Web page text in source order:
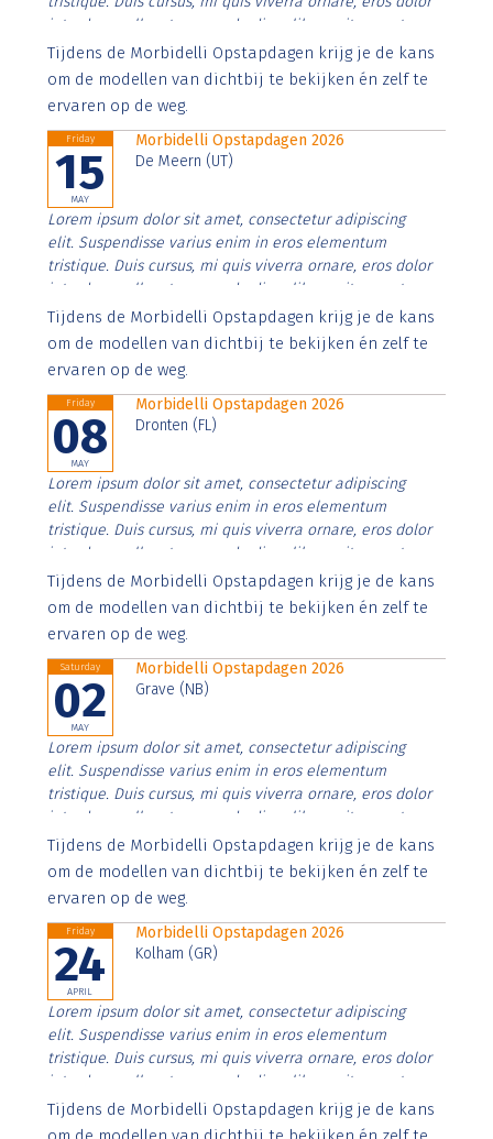
interdum nulla, ut commodo diam libero vitae erat.
Aenean faucibus nibh et justo cursus id rutrum lorem
imperdiet. Nunc ut sem vitae risus tristique posuere.
Tijdens de Morbidelli Opstapdagen krijg je de kans
om de modellen van dichtbij te bekijken én zelf te
ervaren op de weg.
Friday
15
MAY
Morbidelli Opstapdagen 2026
De Meern (UT)
Lorem ipsum dolor sit amet, consectetur adipiscing
elit. Suspendisse varius enim in eros elementum
tristique. Duis cursus, mi quis viverra ornare, eros dolor
interdum nulla, ut commodo diam libero vitae erat.
Aenean faucibus nibh et justo cursus id rutrum lorem
imperdiet. Nunc ut sem vitae risus tristique posuere.
Tijdens de Morbidelli Opstapdagen krijg je de kans
om de modellen van dichtbij te bekijken én zelf te
ervaren op de weg.
Friday
08
MAY
Morbidelli Opstapdagen 2026
Dronten (FL)
Lorem ipsum dolor sit amet, consectetur adipiscing
elit. Suspendisse varius enim in eros elementum
tristique. Duis cursus, mi quis viverra ornare, eros dolor
interdum nulla, ut commodo diam libero vitae erat.
Aenean faucibus nibh et justo cursus id rutrum lorem
imperdiet. Nunc ut sem vitae risus tristique posuere.
Tijdens de Morbidelli Opstapdagen krijg je de kans
om de modellen van dichtbij te bekijken én zelf te
ervaren op de weg.
Saturday
02
MAY
Morbidelli Opstapdagen 2026
Grave (NB)
Lorem ipsum dolor sit amet, consectetur adipiscing
elit. Suspendisse varius enim in eros elementum
tristique. Duis cursus, mi quis viverra ornare, eros dolor
interdum nulla, ut commodo diam libero vitae erat.
Aenean faucibus nibh et justo cursus id rutrum lorem
imperdiet. Nunc ut sem vitae risus tristique posuere.
Tijdens de Morbidelli Opstapdagen krijg je de kans
om de modellen van dichtbij te bekijken én zelf te
ervaren op de weg.
Friday
24
APRIL
Morbidelli Opstapdagen 2026
Kolham (GR)
Lorem ipsum dolor sit amet, consectetur adipiscing
elit. Suspendisse varius enim in eros elementum
tristique. Duis cursus, mi quis viverra ornare, eros dolor
interdum nulla, ut commodo diam libero vitae erat.
Aenean faucibus nibh et justo cursus id rutrum lorem
imperdiet. Nunc ut sem vitae risus tristique posuere.
Tijdens de Morbidelli Opstapdagen krijg je de kans